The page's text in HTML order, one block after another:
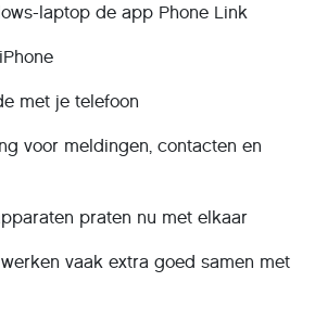
laptop de app Phone Link
met je telefoon
voor meldingen, contacten en
praten nu met elkaar
vaak extra goed samen met